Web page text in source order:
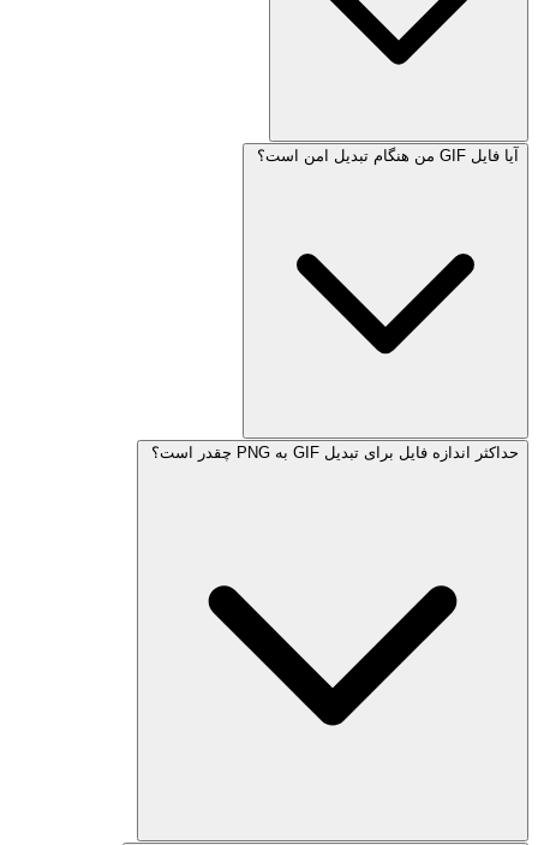
آیا فایل GIF من هنگام تبدیل امن است؟
حداکثر اندازه فایل برای تبدیل GIF به PNG چقدر است؟